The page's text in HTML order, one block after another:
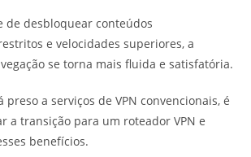
de desbloquear conteúdos
e velocidades superiores, a
se torna mais fluida e satisfatória.
preso a serviços de VPN convencionais, é
a transição para um roteador VPN e
benefícios.